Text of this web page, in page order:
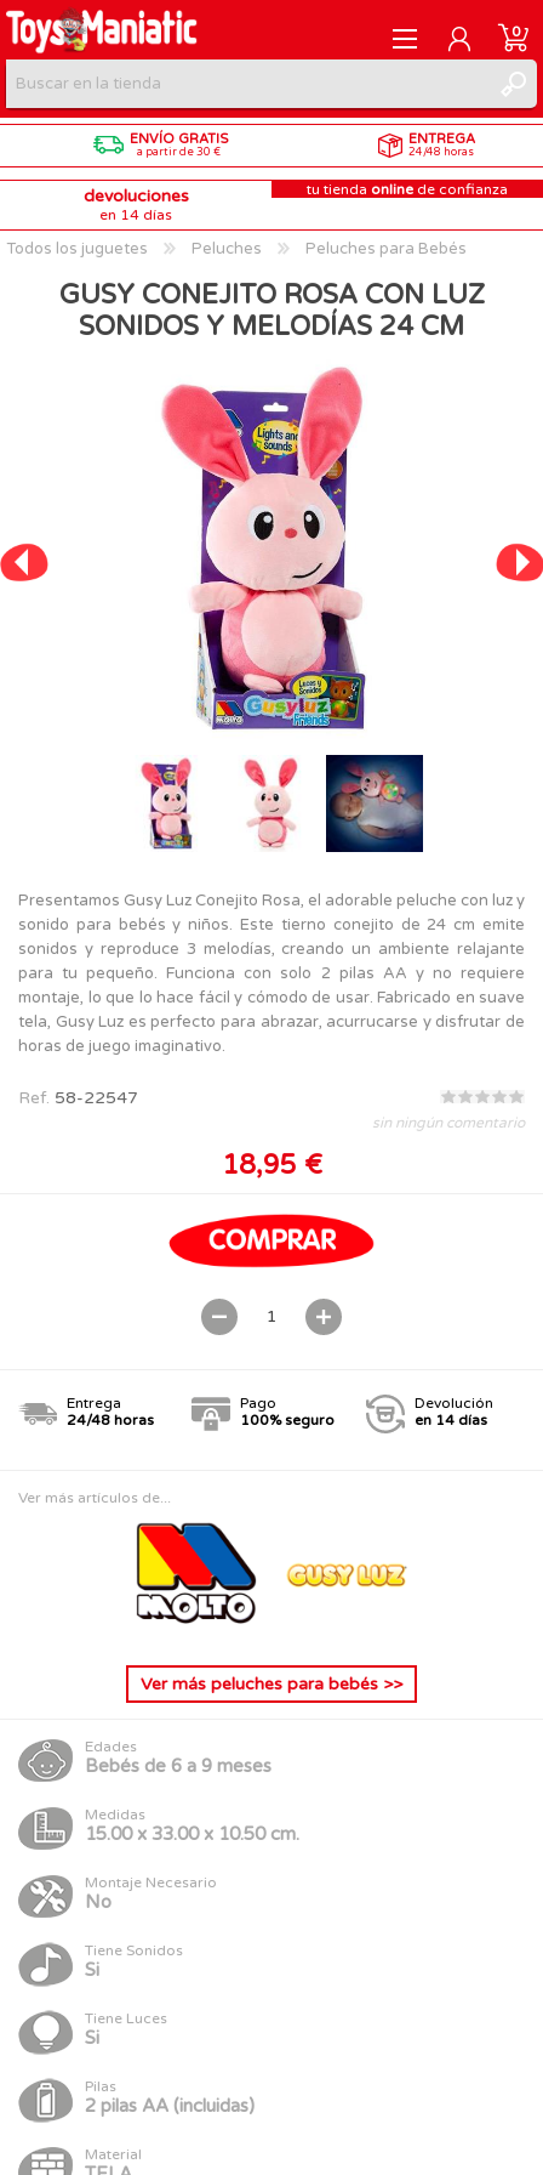
REGISTRARME
INICIAR SESIÓN
0
ENVÍO GRATIS
a partir de 30 €
ENTREGA
24/48 horas
devoluciones
en 14 días
tu tienda online de confianza
Todos los juguetes Peluches Peluches para Bebés
GUSY CONEJITO ROSA CON LUZ
SONIDOS Y MELODÍAS 24 CM
Presentamos Gusy Luz Conejito Rosa, el adorable peluche con luz y
sonido para bebés y niños. Este tierno conejito de 24 cm emite
sonidos y reproduce 3 melodías, creando un ambiente relajante
para tu pequeño. Funciona con solo 2 pilas AA y no requiere
montaje, lo que lo hace fácil y cómodo de usar. Fabricado en suave
tela, Gusy Luz es perfecto para abrazar, acurrucarse y disfrutar de
horas de juego imaginativo.
Ref. 58-22547
sin ningún comentario
18,95 €
Entrega
24/48 horas
Pago
100% seguro
Devolución
en 14 días
Ver más artículos de...
Ver más peluches para bebés >>
Edades
Bebés de 6 a 9 meses
Medidas
15.00 x 33.00 x 10.50 cm.
Montaje Necesario
No
Tiene Sonidos
Si
Tiene Luces
Si
Pilas
2 pilas AA (incluidas)
Material